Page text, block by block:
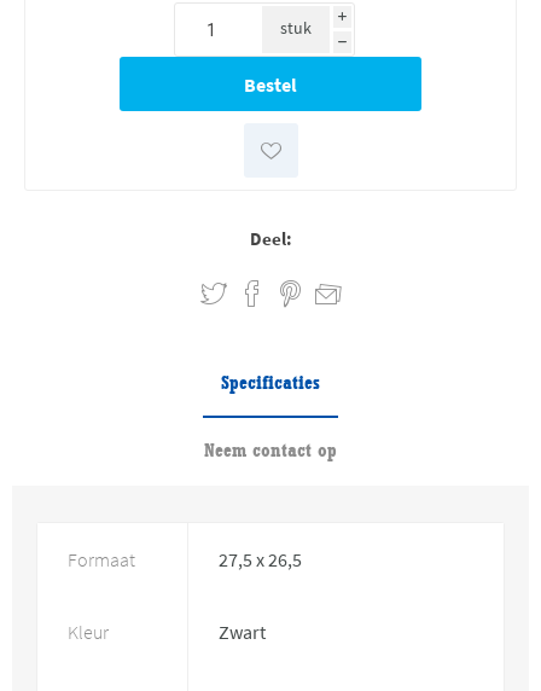
i
h
stuk
Deel:
Specificaties
Neem contact op
Formaat 27,5 x 26,5
Kleur Zwart